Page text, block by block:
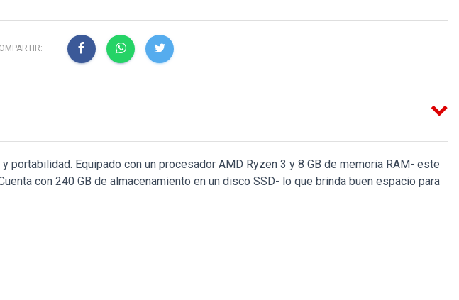
Equipado con un procesador AMD Ryzen 3 y 8 GB de memoria RAM- este
con 240 GB de almacenamiento en un disco SSD- lo que brinda buen espacio para